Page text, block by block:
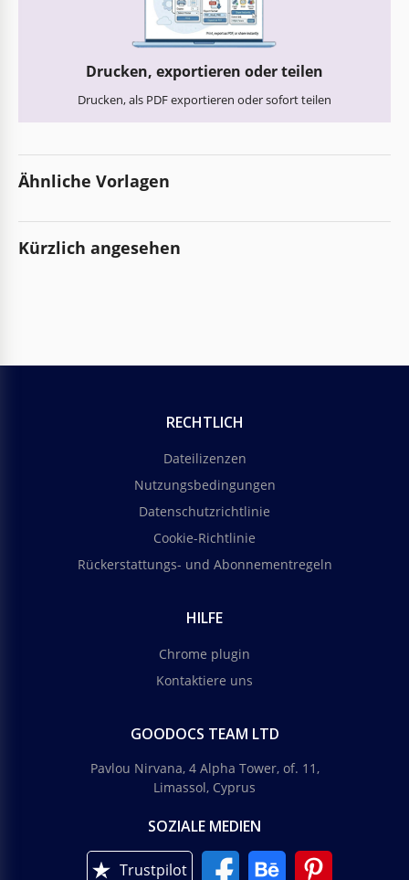
Drucken, exportieren oder teilen
Drucken, als PDF exportieren oder sofort teilen
Ähnliche Vorlagen
Kürzlich angesehen
RECHTLICH
Dateilizenzen
Nutzungsbedingungen
Datenschutzrichtlinie
Cookie-Richtlinie
Rückerstattungs- und Abonnementregeln
HILFE
Chrome plugin
Kontaktiere uns
GOODOCS TEAM LTD
Pavlou Nirvana, 4 Alpha Tower, of. 11,
Limassol, Cyprus
SOZIALE MEDIEN
Trustpilot